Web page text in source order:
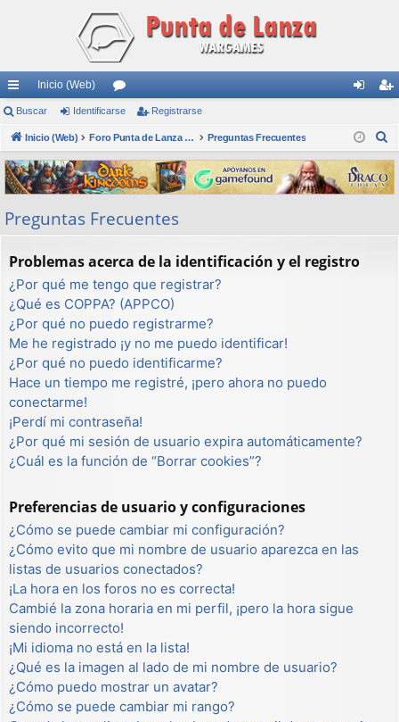
nl
ac
es
rá
pi
Inicio (Web)
or
os nti
fic
ar
ist
ra
rs
Buscar Identificarse Registrarse
Inicio (Web) Foro Punta de Lanza Wargames Preguntas Frecuentes
s
c
r
Preguntas Frecuentes
Problemas acerca de la identificación y el registro
¿Por qué me tengo que registrar?
¿Qué es COPPA? (APPCO)
¿Por qué no puedo registrarme?
Me he registrado ¡y no me puedo identificar!
¿Por qué no puedo identificarme?
Hace un tiempo me registré, ¡pero ahora no puedo
conectarme!
¡Perdí mi contraseña!
¿Por qué mi sesión de usuario expira automáticamente?
¿Cuál es la función de “Borrar cookies”?
Preferencias de usuario y configuraciones
¿Cómo se puede cambiar mi configuración?
¿Cómo evito que mi nombre de usuario aparezca en las
listas de usuarios conectados?
¡La hora en los foros no es correcta!
Cambié la zona horaria en mi perfil, ¡pero la hora sigue
siendo incorrecto!
¡Mi idioma no está en la lista!
¿Qué es la imagen al lado de mi nombre de usuario?
¿Cómo puedo mostrar un avatar?
¿Cómo se puede cambiar mi rango?